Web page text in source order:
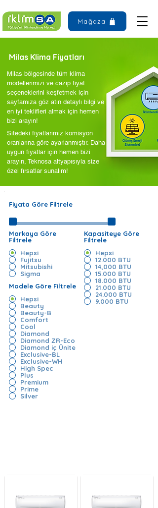
Mağaza
Milas Klima Fiyatları
Milas bölgesinde tüm klima
modellerimizi ve cazip fiyat
seçeneklerini keşfetmek için
sayfamıza göz atın detaylı bilgi ve
en iyi teklifleri almak için hemen
bizi arayın!
Sitedeki fiyatlarımız komisyon
oranlarına göre ayarlanmıştır. Daha
uygun fiyatlar için hemen bizi
arayın, Teknosa altyapısıyla size
özel fırsatlar sunalım!
Fiyata Göre Filtrele
Markaya Göre
Filtrele
Hepsi
Fujitsu
Mitsubishi
Sigma
Modele Göre Filtrele
Hepsi
Beauty
Beauty-B
Comfort
Cool
Diamond
Diamond ZR-Eco
Diamond iç Ünite
Exclusive-BL
Exclusive-WH
High Spec
Plus
Premium
Prime
Silver
Kapasiteye Göre
Filtrele
Hepsi
12.000 BTU
14,000 BTU
15.000 BTU
18.000 BTU
21.000 BTU
24.000 BTU
9.000 BTU